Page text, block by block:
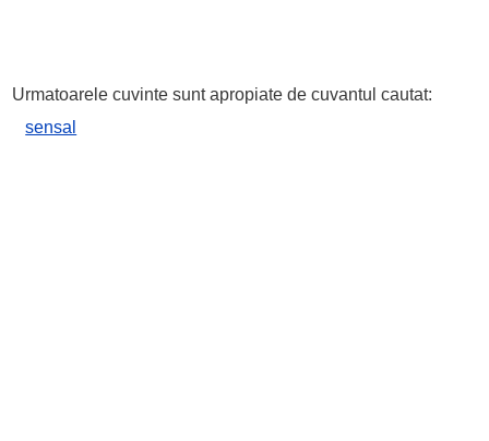
Urmatoarele cuvinte sunt apropiate de cuvantul cautat:
sensal